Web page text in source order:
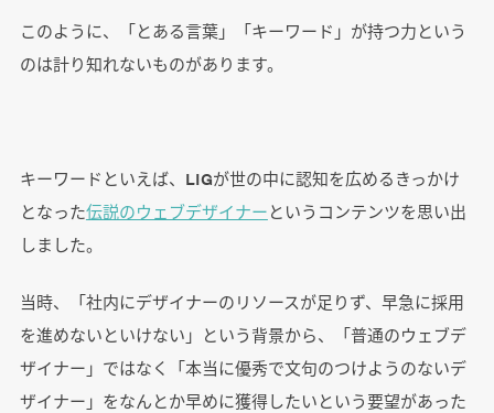
このように、「とある言葉」「キーワード」が持つ力という
のは計り知れないものがあります。
キーワードといえば、LIGが世の中に認知を広めるきっかけ
となった伝説のウェブデザイナーというコンテンツを思い出
しました。
当時、「社内にデザイナーのリソースが足りず、早急に採用
を進めないといけない」という背景から、「普通のウェブデ
ザイナー」ではなく「本当に優秀で文句のつけようのないデ
ザイナー」をなんとか早めに獲得したいという要望があった